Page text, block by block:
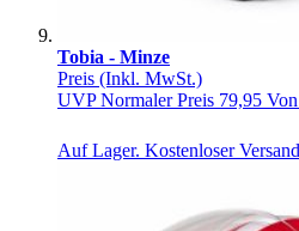
Tobia - Minze
Preis (Inkl. MwSt.)
UVPNormaler Preis 79,95 Von
Auf Lager. Kostenloser